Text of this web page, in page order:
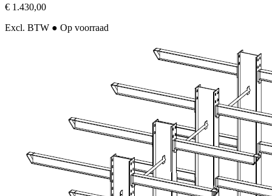
€ 1.430,00
Excl. BTW ● Op voorraad